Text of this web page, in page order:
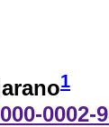
1
0002-